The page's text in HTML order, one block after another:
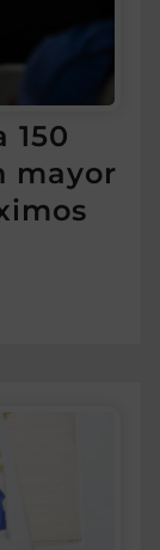
150
mayor